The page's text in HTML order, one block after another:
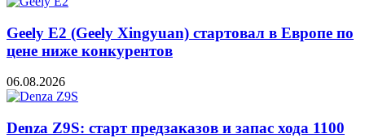
Geely E2 (Geely Xingyuan) стартовал в Европе по
цене ниже конкурентов
06.08.2026
Denza Z9S: старт предзаказов и запас хода 1100